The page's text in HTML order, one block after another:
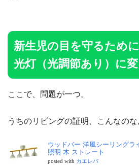
新生児の目を守るため
光灯（光調節あり）に
ここで、問題が一つ。
うちのリビングの証明、こんなのな
ウッドバー 洋風シーリングラ
照明 木 ストレート
posted with カエレバ